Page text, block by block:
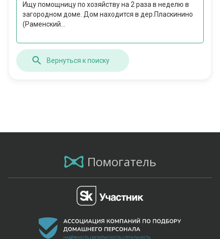
Ищу помощницу по хозяйству на 2 раза в неделю в
загородном доме. Дом находится в дер.Пласкинино
(Раменский...
Вернуться к поиску
Помогатель